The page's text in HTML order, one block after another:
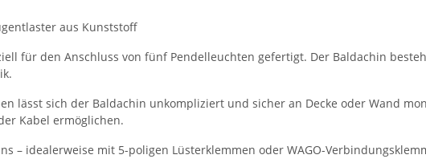
aus Kunststoff
für den Anschluss von fünf Pendelleuchten gefertigt. Der Baldachin
lässt sich der Baldachin unkompliziert und sicher an Decke oder Wand
Kabel ermöglichen.
– idealerweise mit 5-poligen Lüsterklemmen oder WAGO-